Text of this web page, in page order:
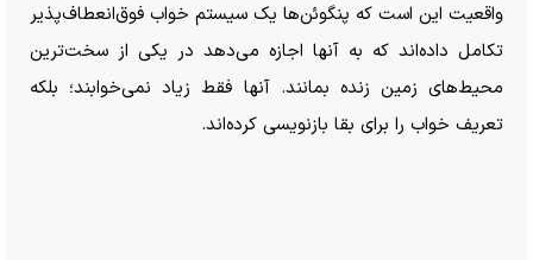
واقعیت این است که پنگوئن‌ها یک سیستم خواب فوق‌انعطاف‌پذیر
تکامل داده‌اند که به آنها اجازه می‌دهد در یکی از سخت‌ترین
محیط‌های زمین زنده بمانند. آنها فقط زیاد نمی‌خوابند؛ بلکه
تعریف خواب را برای بقا بازنویسی کرده‌اند.